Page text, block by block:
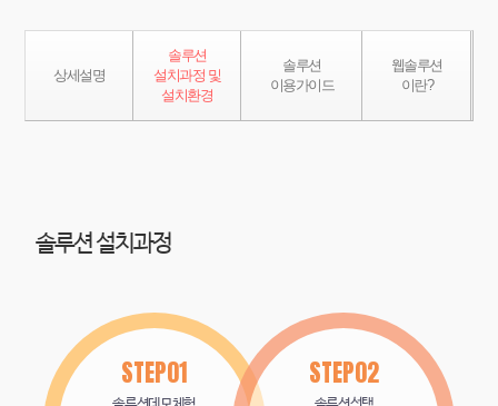
상세설명
솔루션
설치과정 및
설치환경
솔루션
이용가이드
웹솔루션
이란?
솔루션 설치과정
STEP01 STEP02